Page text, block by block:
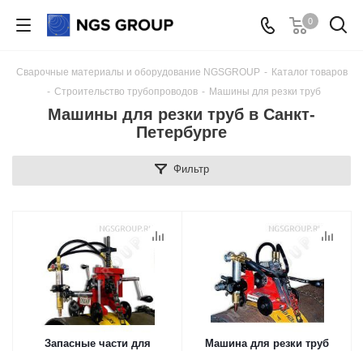
0
Сварочные материалы и оборудование NGSGROUP - Каталог товаров
- Строительство трубопроводов - Машины для резки труб
Машины для резки труб в Санкт-
Петербурге
Фильтр
Запасные части для
Машина для резки труб